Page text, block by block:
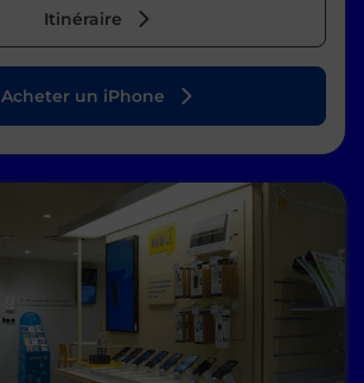
Itinéraire
Acheter un iPhone